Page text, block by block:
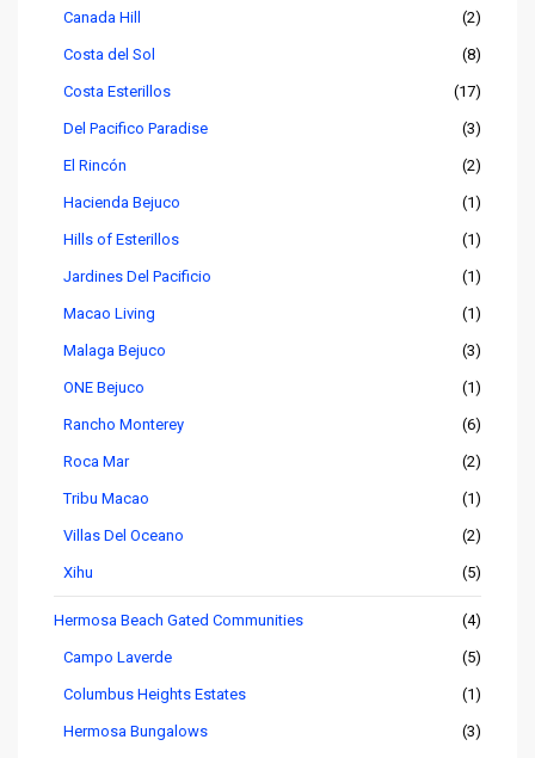
Canada Hill (2)
Costa del Sol (8)
Costa Esterillos (17)
Del Pacifico Paradise (3)
El Rincón (2)
Hacienda Bejuco (1)
Hills of Esterillos (1)
Jardines Del Pacificio (1)
Macao Living (1)
Malaga Bejuco (3)
ONE Bejuco (1)
Rancho Monterey (6)
Roca Mar (2)
Tribu Macao (1)
Villas Del Oceano (2)
Xihu (5)
Hermosa Beach Gated Communities (4)
Campo Laverde (5)
Columbus Heights Estates (1)
Hermosa Bungalows (3)